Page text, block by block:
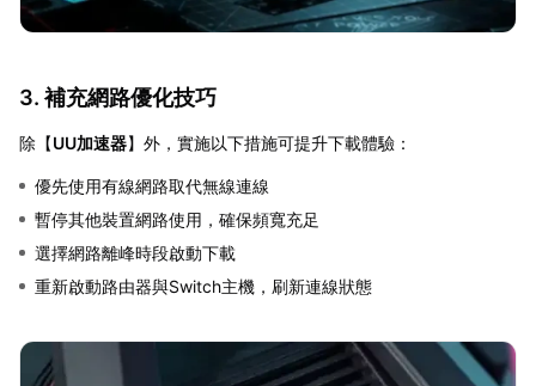
3. 補充網路優化技巧
除【UU加速器】外，實施以下措施可提升下載體驗：
優先使用有線網路取代無線連線
暫停其他裝置網路使用，確保頻寬充足
選擇網路離峰時段啟動下載
重新啟動路由器與Switch主機，刷新連線狀態